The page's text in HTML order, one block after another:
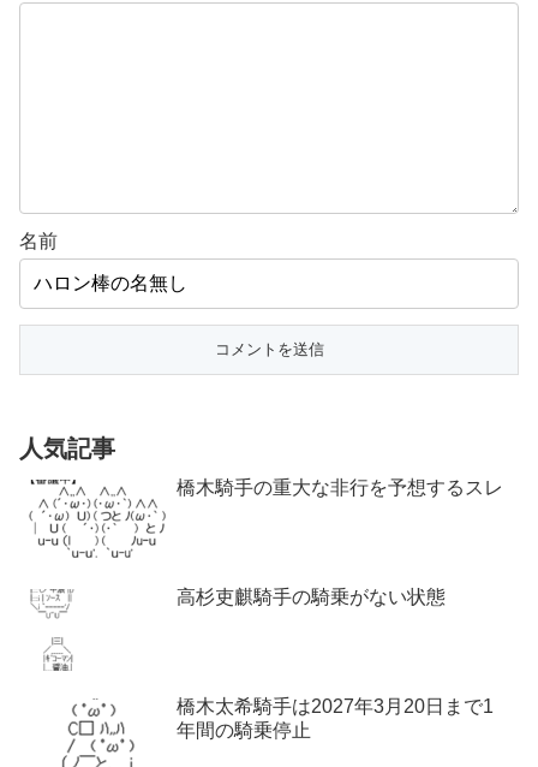
名前
人気記事
橋木騎手の重大な非行を予想するスレ
高杉吏麒騎手の騎乗がない状態
橋木太希騎手は2027年3月20日まで1
年間の騎乗停止